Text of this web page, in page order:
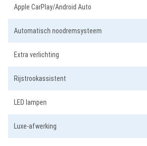
Apple CarPlay/Android Auto
Automatisch noodremsysteem
Extra verlichting
Rijstrookassistent
LED lampen
Luxe-afwerking